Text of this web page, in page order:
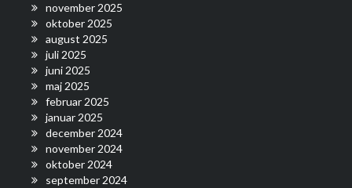
november 2025
oktober 2025
august 2025
juli 2025
juni 2025
maj 2025
februar 2025
januar 2025
december 2024
november 2024
oktober 2024
september 2024